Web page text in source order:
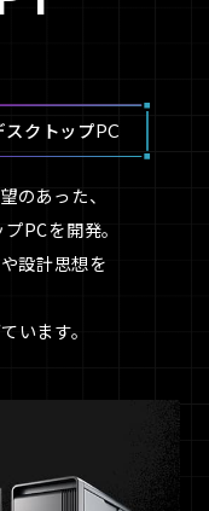
スクトップPC
のあった、
PCを開発。
設計思想を
います。